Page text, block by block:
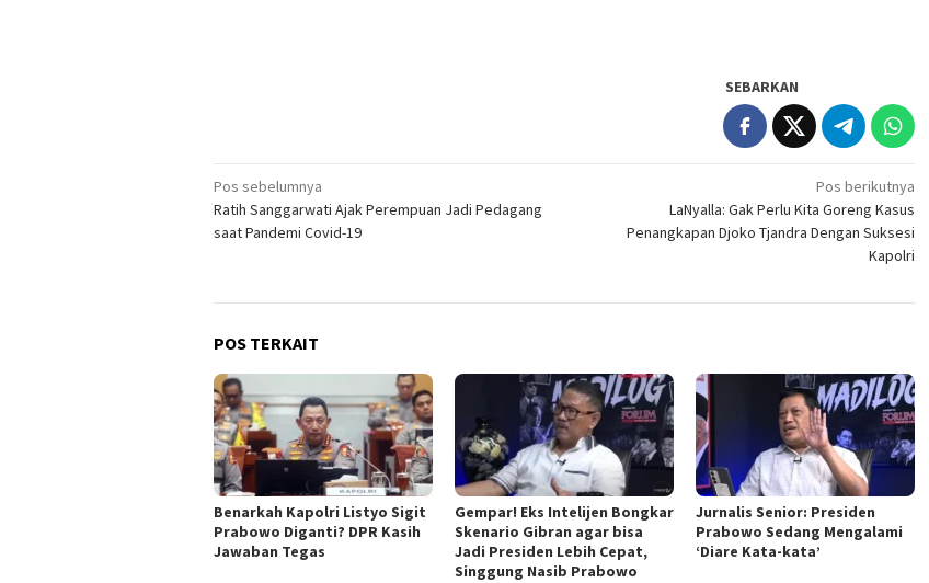
SEBARKAN
Navigasi
pos
Pos sebelumnya
Ratih Sanggarwati Ajak Perempuan Jadi Pedagang
saat Pandemi Covid-19
Pos berikutnya
LaNyalla: Gak Perlu Kita Goreng Kasus
Penangkapan Djoko Tjandra Dengan Suksesi
Kapolri
POS TERKAIT
Benarkah Kapolri Listyo Sigit
Prabowo Diganti? DPR Kasih
Jawaban Tegas
Gempar! Eks Intelijen Bongkar
Skenario Gibran agar bisa
Jadi Presiden Lebih Cepat,
Singgung Nasib Prabowo
Jurnalis Senior: Presiden
Prabowo Sedang Mengalami
‘Diare Kata-kata’